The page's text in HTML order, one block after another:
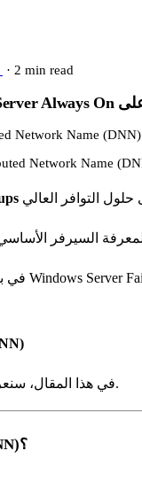
· 2 min read
Network Name (DNN)
في هذا المقال، سنعرف الفرق بينهما ومتى نستخدم كل نوع.
✅ ما هو Virtual Network Name (VNN)؟